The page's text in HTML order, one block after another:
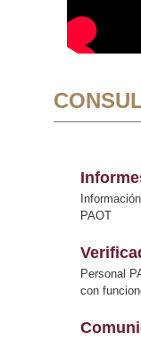
PAOT
Personal
con